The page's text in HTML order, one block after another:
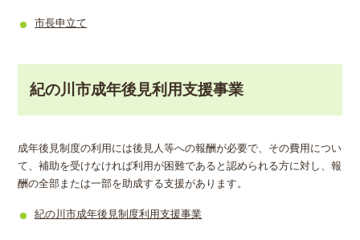
市長申立て
紀の川市成年後見利用支援事業
成年後見制度の利用には後見人等への報酬が必要で、その費用につい
て、補助を受けなければ利用が困難であると認められる方に対し、報
酬の全部または一部を助成する支援があります。
紀の川市成年後見制度利用支援事業